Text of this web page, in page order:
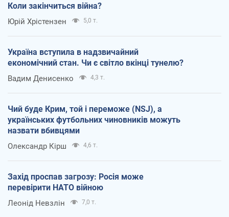
Коли закінчиться війна?
Юрій Хрістензен 5,0 т.
Україна вступила в надзвичайний
економічний стан. Чи є світло вкінці тунелю?
Вадим Денисенко 4,3 т.
Чий буде Крим, той і переможе (NSJ), а
українських футбольних чиновників можуть
назвати вбивцями
Олександр Кірш 4,6 т.
Захід проспав загрозу: Росія може
перевірити НАТО війною
Леонід Невзлін 7,0 т.